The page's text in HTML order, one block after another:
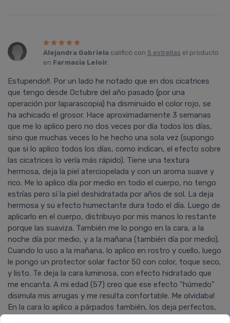
Alejandra Gabriela calificó con 5 estrellas el producto
en Farmacia Leloir.
Estupendo!!. Por un lado he notado que en dos cicatrices
que tengo desde Octubre del año pasado (por una
operación por laparascopia) ha disminuido el color rojo, se
ha achicado el grosor. Hace aproximadamente 3 semanas
que me lo aplico pero no dos veces por dí­a todos los dí­as,
sino que muchas veces lo he hecho una sola vez (supongo
que si lo aplico todos los dí­as, como indican, el efecto sobre
las cicatrices lo verí­a más rápido). Tiene una textura
hermosa, deja la piel aterciopelada y con un aroma suave y
rico. Me lo aplico dí­a por medio en todo el cuerpo, no tengo
estrí­as pero sí­ la piel deshidratada por años de sol. La deja
hermosa y su efecto humectante dura todo el dí­a. Luego de
aplicarlo en el cuerpo, distribuyo por mis manos lo restante
porque las suaviza. También me lo pongo en la cara, a la
noche dí­a por medio, y a la mañana (también dí­a por medio).
Cuando lo uso a la mañana, lo aplico en rostro y cuello, luego
le pongo un protector solar factor 50 con color, toque seco,
y listo. Te deja la cara luminosa, con efecto hidratado que
me encanta. A mi edad (57) creo que ese efecto "húmedo"
disimula mis arrugas y me resulta confortable. Me olvidaba!
En la cara lo aplico a párpados también, los deja perfectos,